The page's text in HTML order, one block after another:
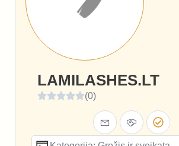
LAMILASHES.LT
(0)